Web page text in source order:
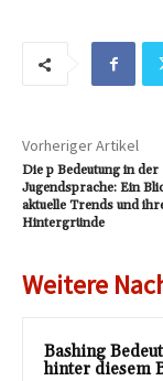
Vorheriger Artikel
Die p Bedeutung in der
Jugendsprache: Ein
aktuelle Trends und
Hintergründe
Weitere
Bashing
hinter diesem